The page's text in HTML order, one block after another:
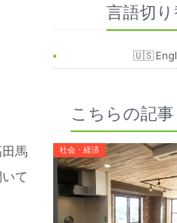
馬
て
言語切り
こちらの記
社会・経済